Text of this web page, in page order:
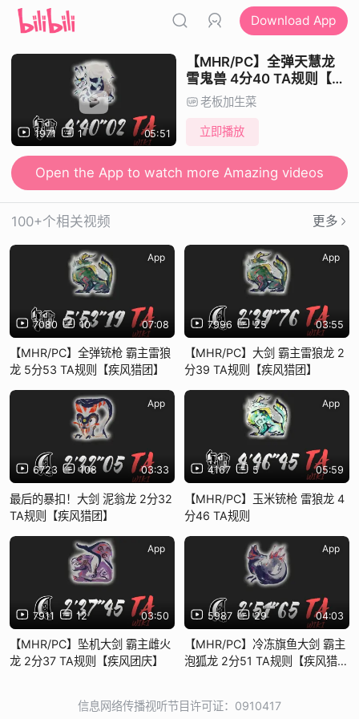
Download App
1971 1 05:51
【MHR/PC】全弹天慧龙
雪鬼兽 4分40 TA规则【疾
风猎团】
老板加生菜
立即播放
Open the App to watch more Amazing videos
100+个相关视频 更多
7080 10 07:08
App
【MHR/PC】全弹铳枪 霸主雷狼
龙 5分53 TA规则【疾风猎团】
7996 25 03:55
App
【MHR/PC】大剑 霸主雷狼龙 2
分39 TA规则【疾风猎团】
6723 108 03:33
App
最后的暴扣！大剑 泥翁龙 2分32
TA规则【疾风猎团】
4167 5 05:59
App
【MHR/PC】玉米铳枪 雷狼龙 4
分46 TA规则
7911 12 03:50
App
【MHR/PC】坠机大剑 霸主雌火
龙 2分37 TA规则【疾风团庆】
5987 29 04:03
App
【MHR/PC】冷冻旗鱼大剑 霸主
泡狐龙 2分51 TA规则【疾风猎
信息网络传播视听节目许可证：0910417